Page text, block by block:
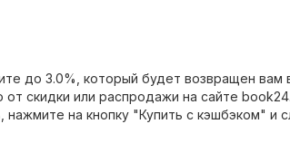
до 3.0%, который будет возвращен вам
скидки или распродажи на сайте
нажмите на кнопку "Купить с кэшбэком" и